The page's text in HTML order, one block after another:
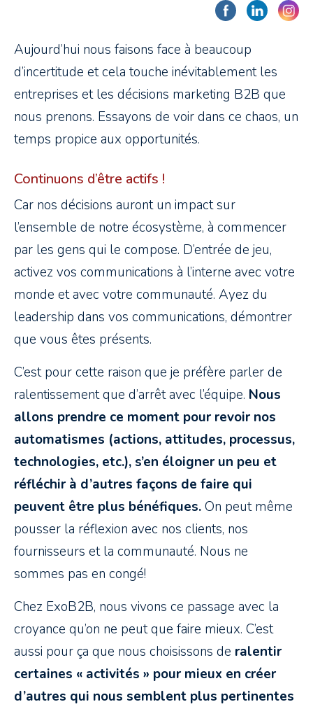
Aujourd’hui nous faisons face à beaucoup
d’incertitude et cela touche inévitablement les
entreprises et les décisions marketing B2B que
nous prenons. Essayons de voir dans ce chaos, un
temps propice aux opportunités.
Continuons d’être actifs !
Car nos décisions auront un impact sur
l’ensemble de notre écosystème, à commencer
par les gens qui le compose. D’entrée de jeu,
activez vos communications à l’interne avec votre
monde et avec votre communauté. Ayez du
leadership dans vos communications, démontrer
que vous êtes présents.
C’est pour cette raison que je préfère parler de
ralentissement que d’arrêt avec l’équipe. Nous
allons prendre ce moment pour revoir nos
automatismes (actions, attitudes, processus,
technologies, etc.), s’en éloigner un peu et
réfléchir à d’autres façons de faire qui
peuvent être plus bénéfiques.On peut même
pousser la réflexion avec nos clients, nos
fournisseurs et la communauté. Nous ne
sommes pas en congé!
Chez ExoB2B, nous vivons ce passage avec la
croyance qu’on ne peut que faire mieux. C’est
aussi pour ça que nous choisissons de ralentir
certaines « activités » pour mieux en créer
d’autres qui nous semblent plus pertinentes